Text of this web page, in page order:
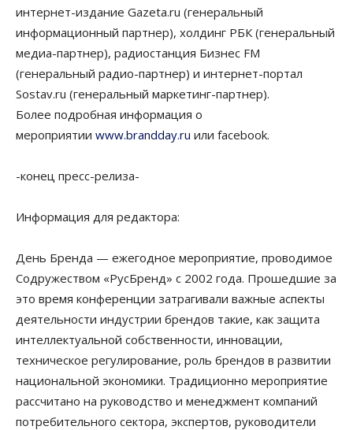
интернет-издание Gazeta.ru (генеральный
информационный партнер), холдинг РБК (генеральный
медиа-партнер), радиостанция Бизнес FM
(генеральный радио-партнер) и интернет-портал
Sostav.ru (генеральный маркетинг-партнер).
Более подробная информация о
мероприятии www.brandday.ru или facebook.
-конец пресс-релиза-
Информация для редактора:
День Бренда — ежегодное мероприятие, проводимое
Содружеством «РусБренд» с 2002 года. Прошедшие за
это время конференции затрагивали важные аспекты
деятельности индустрии брендов такие, как защита
интеллектуальной собственности, инновации,
техническое регулирование, роль брендов в развитии
национальной экономики. Традиционно мероприятие
рассчитано на руководство и менеджмент компаний
потребительного сектора, экспертов, руководители